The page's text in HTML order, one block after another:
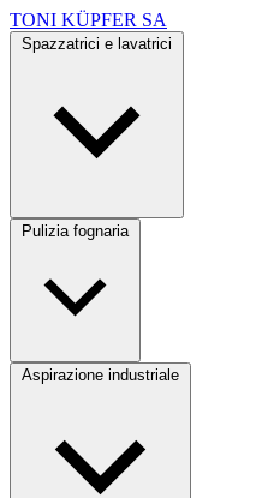
TONI KÜPFER SA
Pulizia fognaria